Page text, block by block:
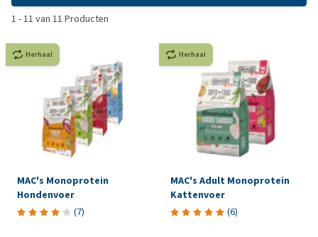
1 -11 van 11 Producten
Herhaal
MAC's Monoprotein
Hondenvoer
(7)
Herhaal
MAC's Adult Monoprotein
Kattenvoer
(6)